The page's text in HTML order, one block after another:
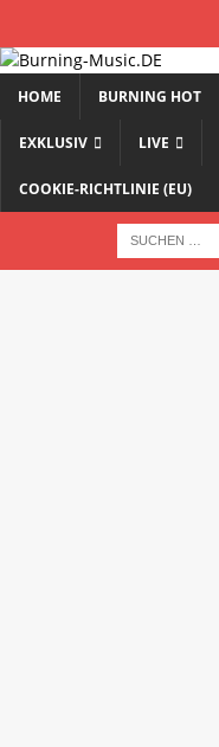
HOME BURNING HOT
EXKLUSIV LIVE
COOKIE-RICHTLINIE (EU)